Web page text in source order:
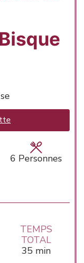
6 Personnes
TEMPS
TOTAL
35 minutes
min